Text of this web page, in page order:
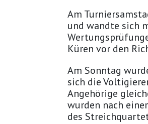
Am
und wandte sich
Küren vor den
Am Sonntag
sich die
Angehörige
wurden nach
des